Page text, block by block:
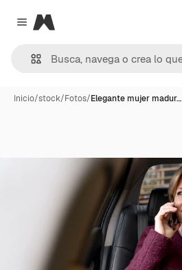
Close menu
Magnific
Inicio/stock/Fotos/Elegante mujer madur…